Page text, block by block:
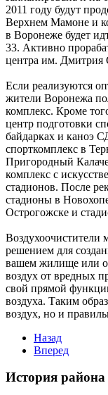
2011 году будут
Верхнем Мамоне и
в Воронеже будет
33. Активно
центра им. Дмитрия
Если реализуются
жители Воронежа
комплекс. Кроме
центр подготовки
байдарках и
спорткомплекс в
Пригородный
комплекс с
стадионов. После
стадионы в
Острогожске и
Воздухоочистители
решением для
вашем жилище или
воздух от вредных
свой прямой
воздуха. Таким
воздух, но и
Назад
Вперед
История района